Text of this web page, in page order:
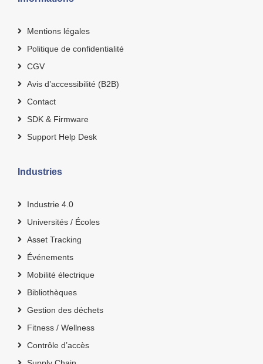
Mentions légales
Politique de confidentialité
CGV
Avis d’accessibilité (B2B)
Contact
SDK & Firmware
Support Help Desk
Industries
Industrie 4.0
Universités / Écoles
Asset Tracking
Événements
Mobilité électrique
Bibliothèques
Gestion des déchets
Fitness / Wellness
Contrôle d’accès